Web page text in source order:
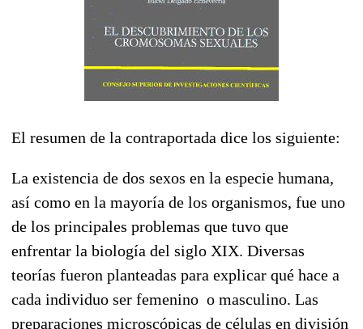
El resumen de la contraportada dice los siguiente:
La existencia de dos sexos en la especie humana,
así como en la mayoría de los organismos, fue uno
de los principales problemas que tuvo que
enfrentar la biología del siglo XIX. Diversas
teorías fueron planteadas para explicar qué hace a
cada individuo ser femenino o masculino. Las
preparaciones microscópicas de células en división